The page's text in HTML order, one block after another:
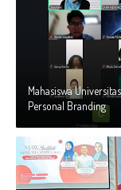
Mahasiswa
Personal Branding